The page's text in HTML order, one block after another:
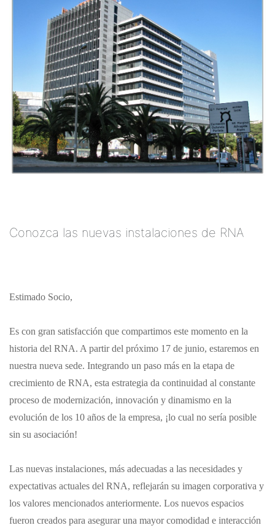
Conozca las nuevas instalaciones de RNA
Estimado Socio,
Es con gran satisfacción que compartimos este momento en la
historia del RNA. A partir del próximo 17 de junio, estaremos en
nuestra nueva sede. Integrando un paso más en la etapa de
crecimiento de RNA, esta estrategia da continuidad al constante
proceso de modernización, innovación y dinamismo en la
evolución de los 10 años de la empresa, ¡lo cual no sería posible
sin su asociación!
Las nuevas instalaciones, más adecuadas a las necesidades y
expectativas actuales del RNA, reflejarán su imagen corporativa y
los valores mencionados anteriormente. Los nuevos espacios
fueron creados para asegurar una mayor comodidad e interacción